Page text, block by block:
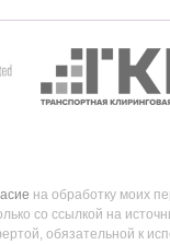
на обработку моих
со ссылкой на
обязательной к